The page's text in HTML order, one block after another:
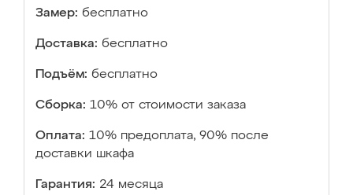
Замер: бесплатно
Доставка: бесплатно
Подъём: бесплатно
Сборка: 10% от стоимости заказа
Оплата: 10% предоплата, 90% после
доставки шкафа
Гарантия: 24 месяца